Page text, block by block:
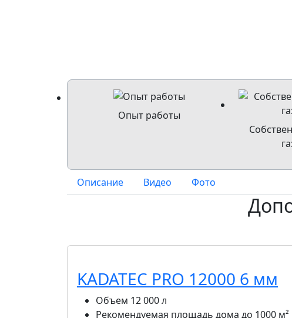
Опыт работы
Описание Видео Фото
KADATEC PRO 12000 6 мм
Объем 12 000 л
Рекомендуемая площадь дома до 1000 м²